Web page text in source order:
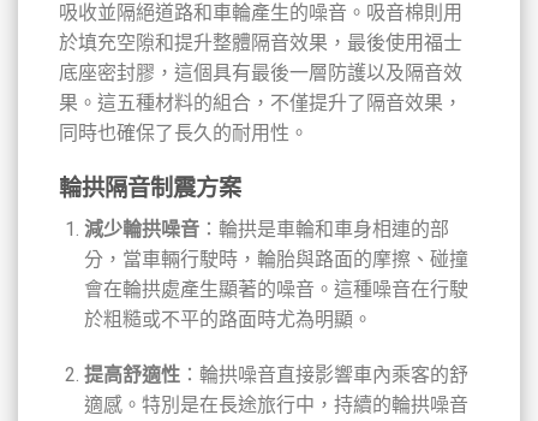
吸收並隔絕道路和車輪產生的噪音。吸音棉則用
於填充空隙和提升整體隔音效果，最後使用福士
底座密封膠，這個具有最後一層防護以及隔音效
果。這五種材料的組合，不僅提升了隔音效果，
同時也確保了長久的耐用性。
輪拱隔音制震方案
減少輪拱噪音：輪拱是車輪和車身相連的部
分，當車輛行駛時，輪胎與路面的摩擦、碰撞
會在輪拱處產生顯著的噪音。這種噪音在行駛
於粗糙或不平的路面時尤為明顯。
提高舒適性：輪拱噪音直接影響車內乘客的舒
適感。特別是在長途旅行中，持續的輪拱噪音